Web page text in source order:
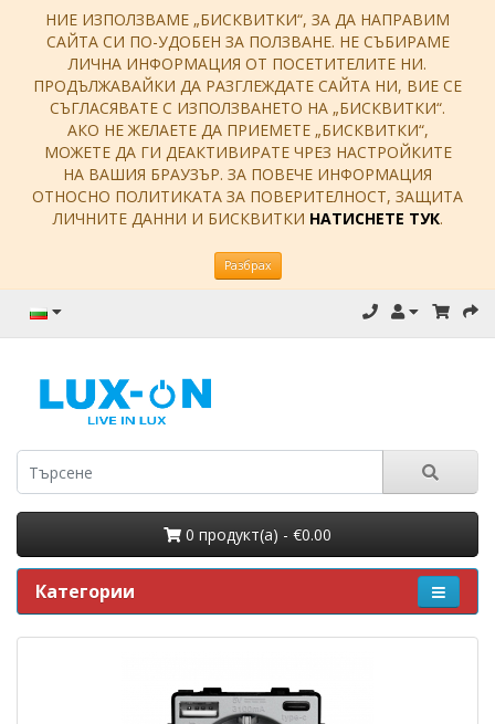
НИЕ ИЗПОЛЗВАМЕ „БИСКВИТКИ“, ЗА ДА НАПРАВИМ
САЙТА СИ ПО-УДОБЕН ЗА ПОЛЗВАНЕ. НЕ СЪБИРАМЕ
ЛИЧНА ИНФОРМАЦИЯ ОТ ПОСЕТИТЕЛИТЕ НИ.
ПРОДЪЛЖАВАЙКИ ДА РАЗГЛЕЖДАТЕ САЙТА НИ, ВИЕ СЕ
СЪГЛАСЯВАТЕ С ИЗПОЛЗВАНЕТО НА „БИСКВИТКИ“.
АКО НЕ ЖЕЛАЕТЕ ДА ПРИЕМЕТЕ „БИСКВИТКИ“,
МОЖЕТЕ ДА ГИ ДЕАКТИВИРАТЕ ЧРЕЗ НАСТРОЙКИТЕ
НА ВАШИЯ БРАУЗЪР. ЗА ПОВЕЧЕ ИНФОРМАЦИЯ
ОТНОСНО ПОЛИТИКАТА ЗА ПОВЕРИТЕЛНОСТ, ЗАЩИТА
ЛИЧНИТЕ ДАННИ И БИСКВИТКИ НАТИСНЕТЕ ТУК.
Разбрах
0 продукт(a) - €0.00
Категории